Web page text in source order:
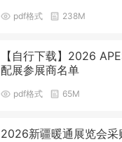
pdf格式 238M
【自行下载】2026
配展参展商名单
pdf格式 65M
2026新疆暖通展览会